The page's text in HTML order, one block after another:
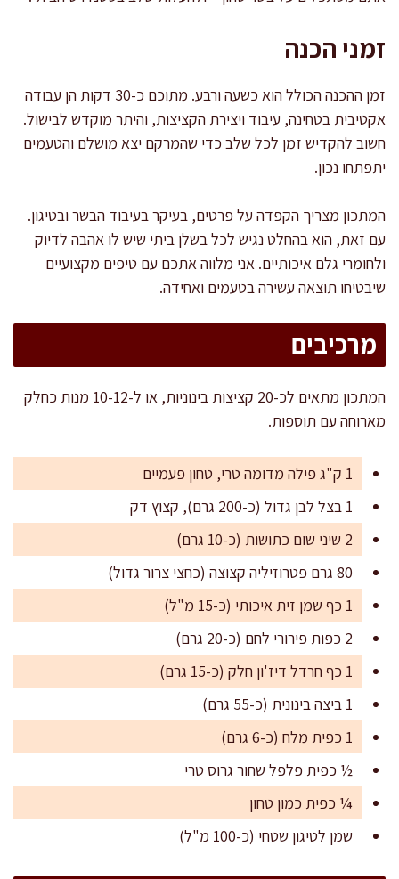
זמני הכנה
זמן ההכנה הכולל הוא כשעה ורבע. מתוכם כ-30 דקות הן עבודה
אקטיבית בטחינה, עיבוד ויצירת הקציצות, והיתר מוקדש לבישול.
חשוב להקדיש זמן לכל שלב כדי שהמרקם יצא מושלם והטעמים
יתפתחו נכון.
המתכון מצריך הקפדה על פרטים, בעיקר בעיבוד הבשר ובטיגון.
עם זאת, הוא בהחלט נגיש לכל בשלן ביתי שיש לו אהבה לדיוק
ולחומרי גלם איכותיים. אני מלווה אתכם עם טיפים מקצועיים
שיבטיחו תוצאה עשירה בטעמים ואחידה.
מרכיבים
המתכון מתאים לכ-20 קציצות בינוניות, או ל-10-12 מנות כחלק
מארוחה עם תוספות.
1 ק"ג פילה מדומה טרי, טחון פעמיים
1 בצל לבן גדול (כ-200 גרם), קצוץ דק
2 שיני שום כתושות (כ-10 גרם)
80 גרם פטרוזיליה קצוצה (כחצי צרור גדול)
1 כף שמן זית איכותי (כ-15 מ"ל)
2 כפות פירורי לחם (כ-20 גרם)
1 כף חרדל דיז'ון חלק (כ-15 גרם)
1 ביצה בינונית (כ-55 גרם)
1 כפית מלח (כ-6 גרם)
½ כפית פלפל שחור גרוס טרי
¼ כפית כמון טחון
שמן לטיגון שטחי (כ-100 מ"ל)